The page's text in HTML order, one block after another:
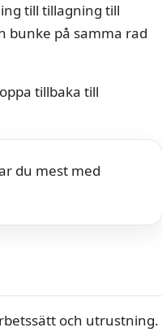
till tillagning till
bunke på samma rad
tillbaka till
du mest med
och utrustning.